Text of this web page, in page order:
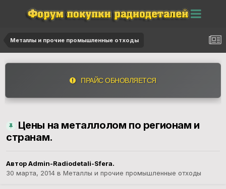
Металлы и прочие промышленные отходы
ПРАЙС ОБНОВЛЯЕТСЯ
Цены на металлолом по регионам и
странам.
АвторAdmin-Radiodetali-Sfera.
30 марта, 2014 в Металлы и прочие промышленные отходы